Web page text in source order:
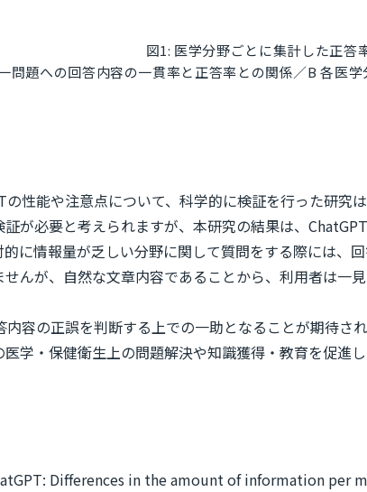
図1: 医学分野ごとに集計した正答
問題への回答内容の一貫率と正答率との関係／B 各医
性能や注意点について、科学的に検証を行った研
が必要と考えられますが、本研究の結果は、
に情報量が乏しい分野に関して質問をする際には、
んが、自然な文章内容であることから、利用者は一
容の正誤を判断する上での一助となることが期待
学・保健衛生上の問題解決や知識獲得・教育を促進
Differences in the amount of information per